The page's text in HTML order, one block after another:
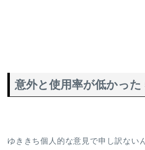
意外と使用率が低かった
ゆききち個人的な意見で申し訳ない